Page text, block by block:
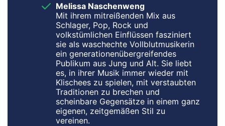
Melissa Naschenweng
Mit ihrem mitreißenden Mix aus
Schlager, Pop, Rock und
volkstümlichen Einflüssen fasziniert
sie als waschechte Vollblutmusikerin
ein generationenübergreifendes
Publikum aus Jung und Alt. Sie liebt
es, in ihrer Musik immer wieder mit
Klischees zu spielen, mit verstaubten
Traditionen zu brechen und
scheinbare Gegensätze in einem ganz
eigenen, zeitgemäßen Stil zu
vereinen.